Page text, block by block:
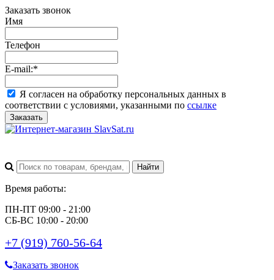
Заказать звонок
Имя
Телефон
E-mail:*
Я согласен на обработку персональных данных в
соответствии с условиями, указанными по ссылке
Заказать
Время работы:
ПН-ПТ 09:00 - 21:00
СБ-ВС 10:00 - 20:00
+7 (919) 760-56-64
Заказать звонок